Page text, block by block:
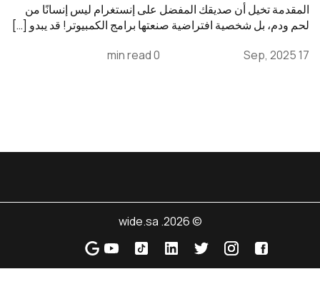
المقدمة تخيل أن صديقك المفضل على إنستغرام ليس إنسانًا من
لحم ودم، بل شخصية افتراضية صنعتها برامج الكمبيوتر! قد يبدو […]
17 Sep, 2025
0 min read
© 2026. wide.sa